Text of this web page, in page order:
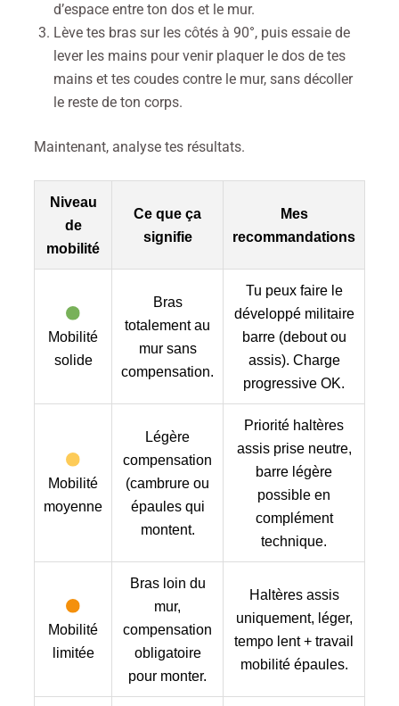
d’espace entre ton dos et le mur.
Lève tes bras sur les côtés à 90°, puis essaie de
lever les mains pour venir plaquer le dos de tes
mains et tes coudes contre le mur, sans décoller
le reste de ton corps.
Maintenant, analyse tes résultats.
Niveau
de
mobilité
Ce que ça
signifie
Mes
recommandations
Mobilité
solide
Bras
totalement au
mur sans
compensation.
Tu peux faire le
développé militaire
barre (debout ou
assis). Charge
progressive OK.
Mobilité
moyenne
Légère
compensation
(cambrure ou
épaules qui
montent.
Priorité haltères
assis prise neutre,
barre légère
possible en
complément
technique.
Mobilité
limitée
Bras loin du
mur,
compensation
obligatoire
pour monter.
Haltères assis
uniquement, léger,
tempo lent + travail
mobilité épaules.